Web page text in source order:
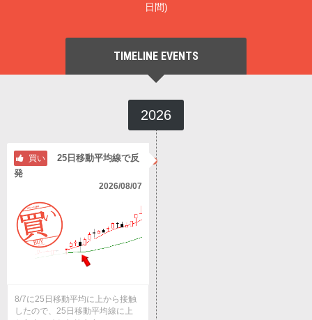
日間)
TIMELINE EVENTS
2026
買い
25日移動平均線で反
発
2026/08/07
8/7に25日移動平均に上から接触
したので、25日移動平均線に上